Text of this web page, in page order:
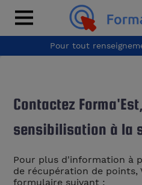
Pour tout
Contactez
sensibilisation à la
Pour plus d'information à
de récupération de points,
formulaire suivant :